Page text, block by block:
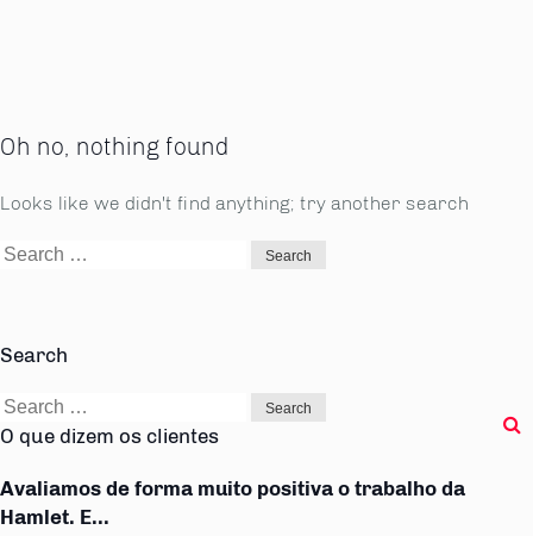
Oh no, nothing found
Looks like we didn't find anything; try another search
Search
Search
Search
for:
O que dizem os clientes
Avaliamos de forma muito positiva o trabalho da
Hamlet. E...